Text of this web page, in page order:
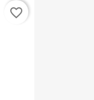
favorite_border